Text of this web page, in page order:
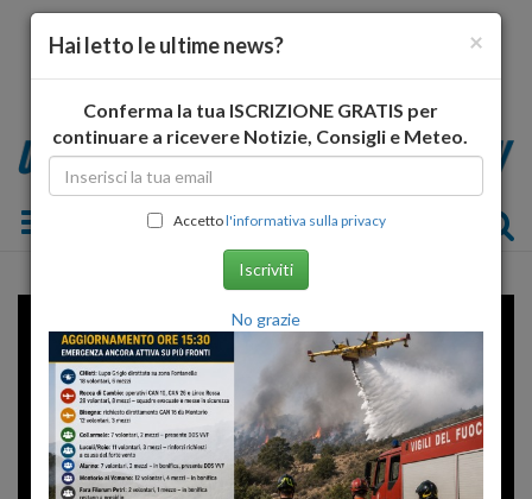
Toggle navigation
Error loading player: No playable
sources found
×
Hai letto le ultime news?
Conferma la tua ISCRIZIONE GRATIS per
continuare a ricevere Notizie, Consigli e Meteo.
Accettol'informativa sulla privacy
Iscriviti
No grazie